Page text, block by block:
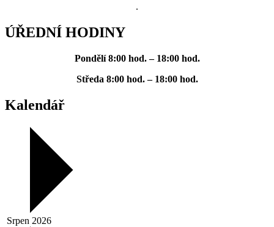
.
ÚŘEDNÍ HODINY
Pondělí 8:00 hod. – 18:00 hod.
Středa 8:00 hod. – 18:00 hod.
Kalendář
Srpen 2026